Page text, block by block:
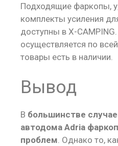
Подходящие фаркопы,
комплекты усиления
доступны в X-
осуществляется по
товары есть в наличии.
Вывод
В большинстве
автодома Adria
проблем . Однако то,